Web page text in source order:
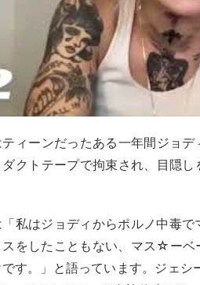
ィーンだったある一年間ジョ
クトテープで拘束され、目隠
私はジョディからポルノ中毒
をしたこともない、マス☆ー
す。」と語っています。ジェ